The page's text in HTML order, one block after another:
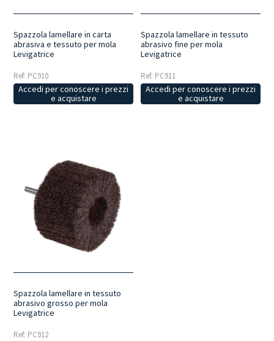
Spazzola lamellare in carta
abrasiva e tessuto per mola
Levigatrice
Ref: PC910
Accedi per conoscere i prezzi
e acquistare
Spazzola lamellare in tessuto
abrasivo fine per mola
Levigatrice
Ref: PC911
Accedi per conoscere i prezzi
e acquistare
Spazzola lamellare in tessuto
abrasivo grosso per mola
Levigatrice
Ref: PC912